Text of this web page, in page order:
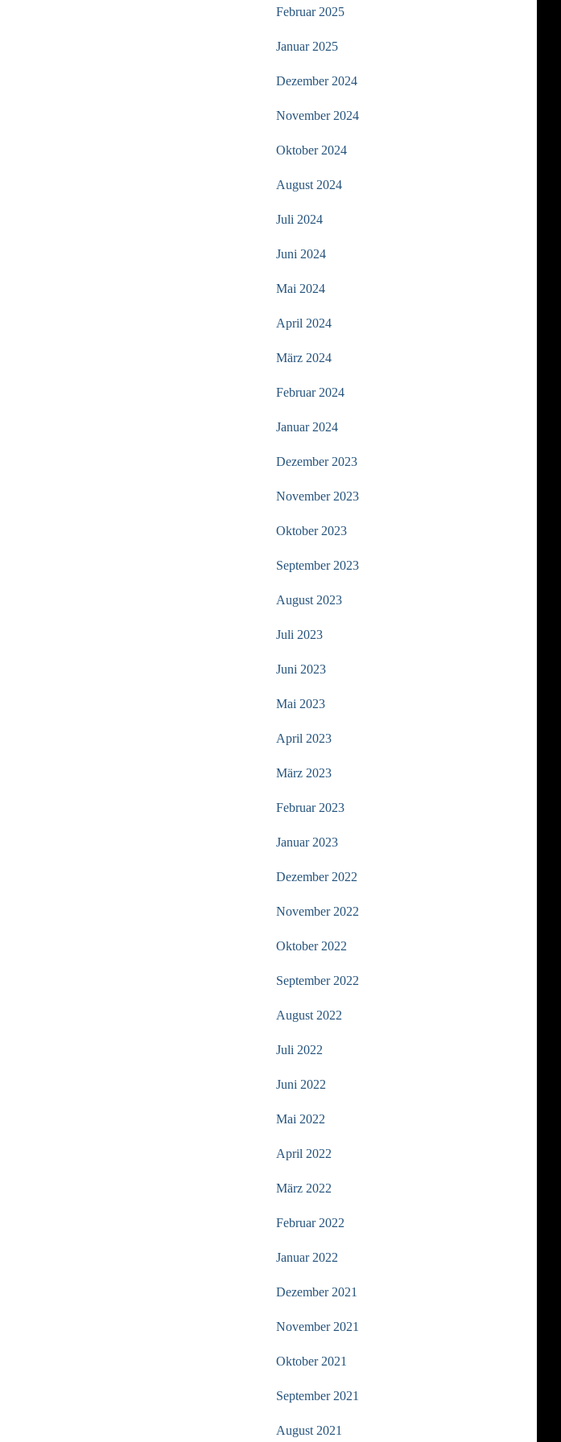
Februar 2025
Januar 2025
Dezember 2024
November 2024
Oktober 2024
August 2024
Juli 2024
Juni 2024
Mai 2024
April 2024
März 2024
Februar 2024
Januar 2024
Dezember 2023
November 2023
Oktober 2023
September 2023
August 2023
Juli 2023
Juni 2023
Mai 2023
April 2023
März 2023
Februar 2023
Januar 2023
Dezember 2022
November 2022
Oktober 2022
September 2022
August 2022
Juli 2022
Juni 2022
Mai 2022
April 2022
März 2022
Februar 2022
Januar 2022
Dezember 2021
November 2021
Oktober 2021
September 2021
August 2021